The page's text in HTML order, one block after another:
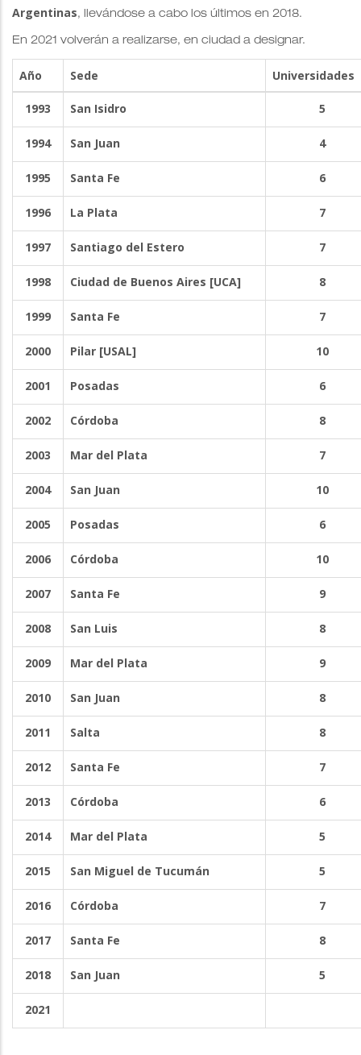
Argentinas, llevándose a cabo los últimos en 2018.
En 2021 volverán a realizarse, en ciudad a designar.
Año Sede Universidades
1993 San Isidro 5
1994 San Juan 4
1995 Santa Fe 6
1996 La Plata 7
1997 Santiago del Estero 7
1998 Ciudad de Buenos Aires [UCA] 8
1999 Santa Fe 7
2000 Pilar [USAL] 10
2001 Posadas 6
2002 Córdoba 8
2003 Mar del Plata 7
2004 San Juan 10
2005 Posadas 6
2006 Córdoba 10
2007 Santa Fe 9
2008 San Luis 8
2009 Mar del Plata 9
2010 San Juan 8
2011 Salta 8
2012 Santa Fe 7
2013 Córdoba 6
2014 Mar del Plata 5
2015 San Miguel de Tucumán 5
2016 Córdoba 7
2017 Santa Fe 8
2018 San Juan 5
2021